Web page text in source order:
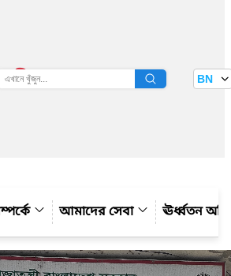
তথ্য বাতায়ন BN
আমাদের সেবা ঊর্ধ্বতন